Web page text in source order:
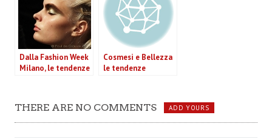
Dalla Fashion Week
Milano, le tendenze
Cosmesi e Bellezza
le tendenze
THERE ARE NO COMMENTS ADD YOURS